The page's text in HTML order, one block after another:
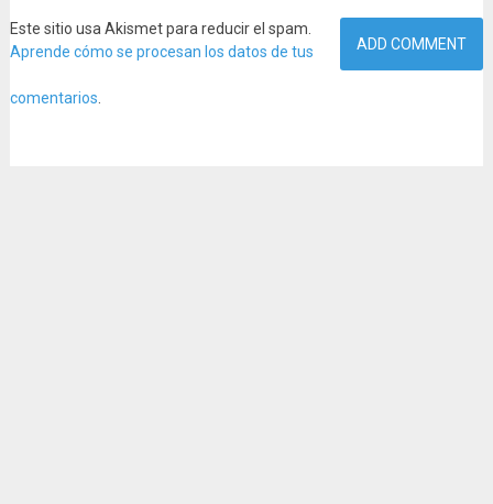
Este sitio usa Akismet para reducir el spam.
Aprende cómo se procesan los datos de tus
comentarios